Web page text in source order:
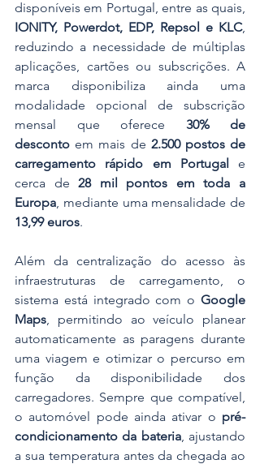
IONITY, Powerdot, EDP, Repsol e KLC,
reduzindo a necessidade de múltiplas
aplicações, cartões ou subscrições. A
marca disponibiliza ainda uma
modalidade opcional de subscrição
mensal que oferece 30% de
desconto em mais de 2.500 postos de
carregamento rápido em Portugal e
cerca de 28 mil pontos em toda a
Europa
13,99 euros.
Além da centralização do acesso às
infraestruturas de carregamento, o
sistema está integrado com o Google
Maps , permitindo ao veículo planear
automaticamente as paragens durante
uma viagem e otimizar o percurso em
função da disponibilidade dos
carregadores. Sempre que compatível,
o automóvel pode ainda ativar o pré-
condicionamento da bateria, ajustando
a sua temperatura antes da chegada ao